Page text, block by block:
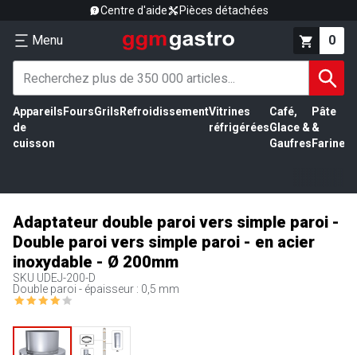
Centre d'aide Pièces détachées
Menu 0
Appareils
de
cuisson
FoursGrils RefroidissementVitrines
réfrigérées
Café,
Glace &
Gaufres
Pâte
&
Farine
Adaptateur double paroi vers simple paroi -
Double paroi vers simple paroi - en acier
inoxydable - Ø 200mm
SKU UDEJ-200-D
Double paroi - épaisseur : 0,5 mm